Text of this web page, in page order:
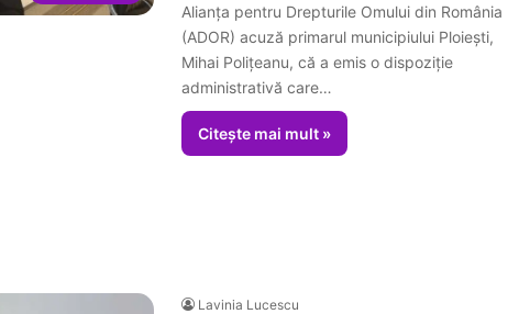
Alianța pentru Drepturile Omului din România
(ADOR) acuză primarul municipiului Ploiești,
Mihai Polițeanu, că a emis o dispoziție
administrativă care…
Citește mai mult »
Lavinia Lucescu